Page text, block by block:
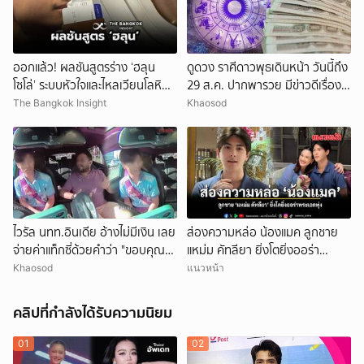
ออกแล้ว! ผลชันสูตรร่าง ‘ฮลุน
โซโล่’ ระบบหัวใจและไหลเวียนโลหิต
ล้มเหลว
The Bangkok Insight
ดูดวง ราศีดาวพุธเดินหน้า วันนี้ถึง
29 ส.ค. ปากพารวย มีข่าวดีเรื่อง
เงิน-ค้าขาย
Khaosod
ไวรัล นทท.อินเดีย อ้างไม่มีเงิน เลย
จ่ายค่าแท็กซี่ด้วยคำว่า "ขอบคุณ"
คนขับอึ้ง แห่วิจารณ์
Khaosod
ส่องความหล่อ น้องแมค ลูกชาย
แหม่ม คัทลียา ยิ่งโตยิ่งออร่า
พระเอกพุ่ง
แนวหน้า
คลิปที่กำลังได้รับความนิยม
01 02